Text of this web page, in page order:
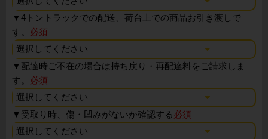
▼4トントラックでの配送、荷台上での商品お引き渡しで
す。 必須
▼ 配達時ご不在の場合は持ち戻り・再配達料をご請求しま
す。 必須
▼ 受取り時、傷・凹みがないか確認する必須